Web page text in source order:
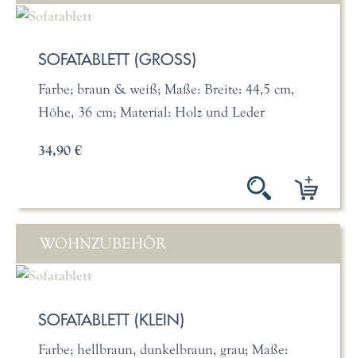
SOFATABLETT (GROSS)
Farbe; braun & weiß; Maße: Breite: 44,5 cm,
Höhe, 36 cm; Material: Holz und Leder
34,90 €
WOHNZUBEHÖR
SOFATABLETT (KLEIN)
Farbe; hellbraun, dunkelbraun, grau; Maße: